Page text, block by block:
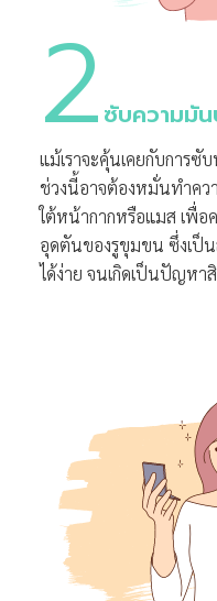
2 ซับความมัน
แม้เราจะคุ้นเคยกับการ
ช่วงนี้อาจต้องหมั่นทำคว
ใต้หน้ากากหรือแมส เพื่
อุดตันของรูขุมขน ซึ่งเป็
ได้ง่าย จนเกิดเป็นปัญห